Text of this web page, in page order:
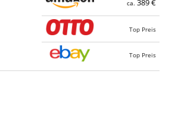
ca. 389 €
Top Preis
Top Preis